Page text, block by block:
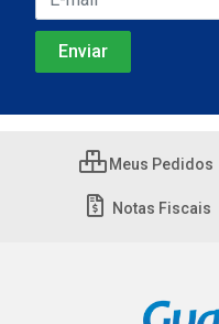
Meus Pedidos
Notas Fiscais